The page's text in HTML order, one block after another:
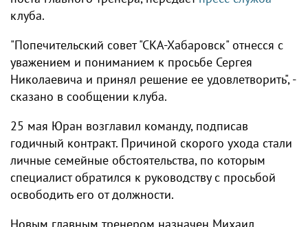
клуба.
"Попечительский совет "СКА-Хабаровск" отнесся с
уважением и пониманием к просьбе Сергея
Николаевича и принял решение ее удовлетворить", -
сказано в сообщении клуба.
25 мая Юран возглавил команду, подписав
годичный контракт. Причиной скорого ухода стали
личные семейные обстоятельства, по которым
специалист обратился к руководству с просьбой
освободить его от должности.